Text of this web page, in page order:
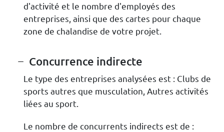
d'activité et le nombre d'employés des
entreprises, ainsi que des cartes pour chaque
zone de chalandise de votre projet.
Concurrence indirecte
Le type des entreprises analysées est : Clubs de
sports autres que musculation, Autres activités
liées au sport.
Le nombre de concurrents indirects est de :